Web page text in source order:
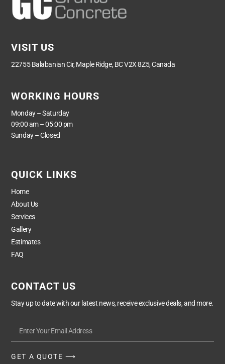
VISIT US
22755 Balabanian Cir, Maple Ridge, BC V2X 8Z5, Canada
WORKING HOURS
Monday – Saturday
09:00 am – 05:00 pm
Sunday – Closed
QUICK LINKS
Home
About Us
Services
Gallery
Estimates
FAQ
CONTACT US
Stay up to date with our latest news, receive exclusive deals, and more.
GET A QUOTE ⟶